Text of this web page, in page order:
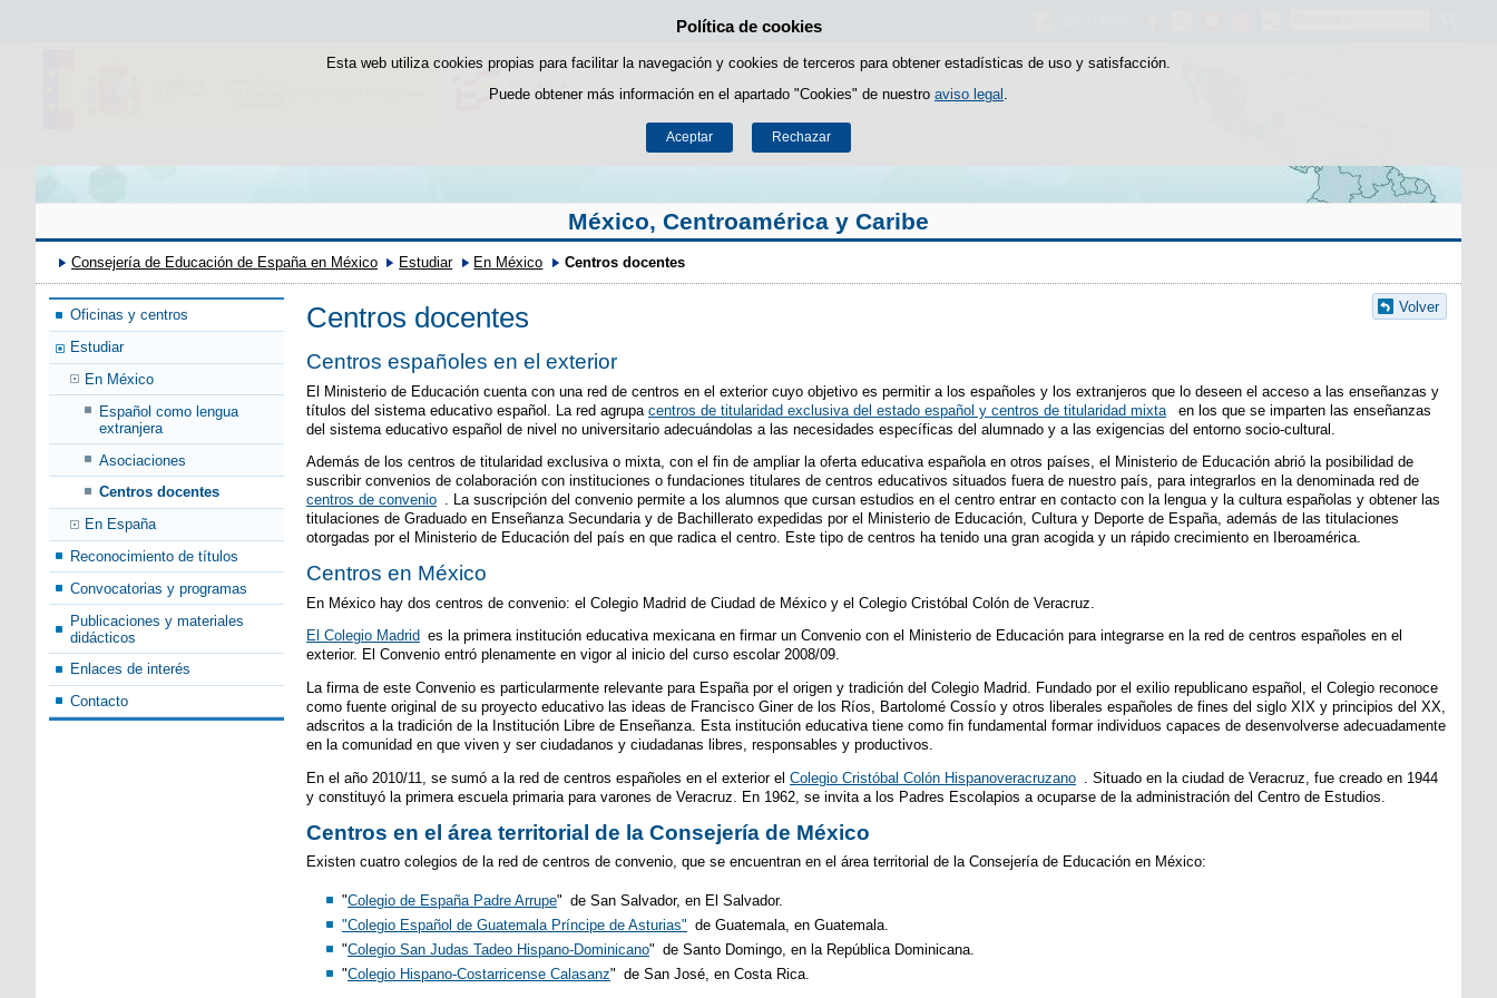
Política de cookies
Esta web utiliza cookies propias para facilitar la navegación y cookies de terceros para obtener estadísticas de uso y satisfacción.
Puede obtener más información en el apartado "Cookies" de nuestro aviso legal
Aceptar Rechazar
Saltar al contenido
México, Centroamérica y Caribe
Consejería de Educación de España en México Estudiar En México Centros docentes
Oficinas y centros
Estudiar
En México
Español como lengua
extranjera
Asociaciones
Centros docentes
En España
Reconocimiento de títulos
Convocatorias y programas
Publicaciones y materiales
didácticos
Enlaces de interés
Contacto
Volver
Centros docentes
Centros españoles en el exterior
El Ministerio de Educación cuenta con una red de centros en el exterior cuyo objetivo es permitir a los españoles y los extranjeros que lo deseen el acceso a las enseñanzas y
títulos del sistema educativo español. La red agrupa centros de titularidad exclusiva del estado español y centros de titularidad mixta
en los que se imparten las enseñanzas
del sistema educativo español de nivel no universitario adecuándolas a las necesidades específicas del alumnado y a las exigencias del entorno socio-cultural.
Además de los centros de titularidad exclusiva o mixta, con el fin de ampliar la oferta educativa española en otros países, el Ministerio de Educación abrió la posibilidad de
suscribir convenios de colaboración con instituciones o fundaciones titulares de centros educativos situados fuera de nuestro país, para integrarlos en la denominada red de
centros de convenio . La suscripción del convenio permite a los alumnos que cursan estudios en el centro entrar en contacto con la lengua y la cultura españolas y obtener las
titulaciones de Graduado en Enseñanza Secundaria y de Bachillerato expedidas por el Ministerio de Educación, Cultura y Deporte de España, además de las titulaciones
otorgadas por el Ministerio de Educación del país en que radica el centro. Este tipo de centros ha tenido una gran acogida y un rápido crecimiento en Iberoamérica.
Centros en México
En México hay dos centros de convenio: el Colegio Madrid de Ciudad de México y el Colegio Cristóbal Colón de Veracruz.
El Colegio Madrid es la primera institución educativa mexicana en firmar un Convenio con el Ministerio de Educación para integrarse en la red de centros españoles en el
exterior. El Convenio entró plenamente en vigor al inicio del curso escolar 2008/09.
La firma de este Convenio es particularmente relevante para España por el origen y tradición del Colegio Madrid. Fundado por el exilio republicano español, el Colegio reconoce
como fuente original de su proyecto educativo las ideas de Francisco Giner de los Ríos, Bartolomé Cossío y otros liberales españoles de fines del siglo XIX y principios del XX,
adscritos a la tradición de la Institución Libre de Enseñanza. Esta institución educativa tiene como fin fundamental formar individuos capaces de desenvolverse adecuadamente
en la comunidad en que viven y ser ciudadanos y ciudadanas libres, responsables y productivos.
En el año 2010/11, se sumó a la red de centros españoles en el exterior el Colegio Cristóbal Colón Hispanoveracruzano
. Situado en la ciudad de Veracruz, fue creado en 1944
y constituyó la primera escuela primaria para varones de Veracruz. En 1962, se invita a los Padres Escolapios a ocuparse de la administración del Centro de Estudios.
Centros en el área territorial de la Consejería de México
Existen cuatro colegios de la red de centros de convenio, que se encuentran en el área territorial de la Consejería de Educación en México:
"Colegio de España Padre Arrupe" de San Salvador, en El Salvador.
"Colegio Español de Guatemala Príncipe de Asturias" de Guatemala, en Guatemala.
"Colegio San Judas Tadeo Hispano-Dominicano" de Santo Domingo, en la República Dominicana.
"Colegio Hispano-Costarricense Calasanz" de San José, en Costa Rica.